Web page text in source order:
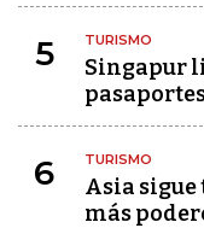
5 TURISMO
Singapur
6 TURISMO
Asia
más